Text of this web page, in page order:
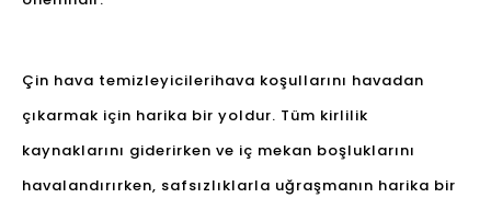
Çin hava temizleyicilerihava koşullarını havadan
çıkarmak için harika bir yoldur. Tüm kirlilik
kaynaklarını giderirken ve iç mekan boşluklarını
havalandırırken, safsızlıklarla uğraşmanın harika bir